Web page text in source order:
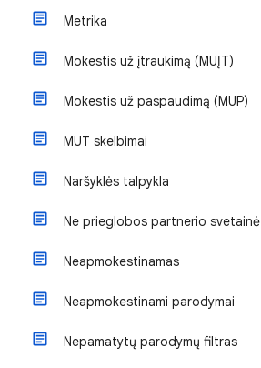
Metrika
Mokestis už įtraukimą (MUĮT)
Mokestis už paspaudimą (MUP)
MUT skelbimai
Naršyklės talpykla
Ne prieglobos partnerio svetainė
Neapmokestinamas
Neapmokestinami parodymai
Nepamatytų parodymų filtras